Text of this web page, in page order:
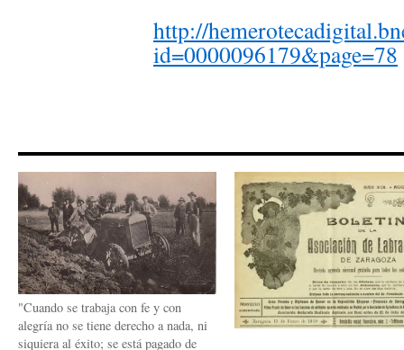
http://
id=0000096179&page=78
"Cuando se trabaja con fe y con
alegría no se tiene derecho a nada, ni
siquiera al éxito; se está pagado de